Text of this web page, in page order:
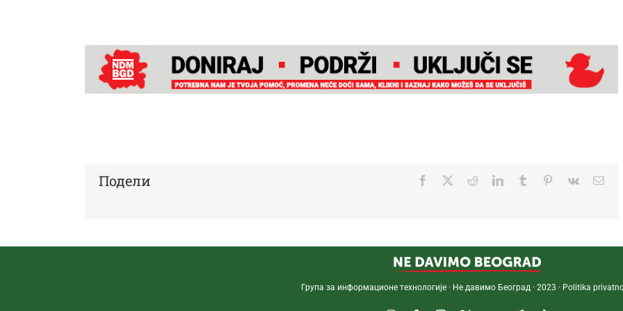
Подели Facebook
TwitterRedditLinkedInTumblr Pinterest
Vk Email
Група за информационе технологије · Не давимо Београд · 2023 · Politika